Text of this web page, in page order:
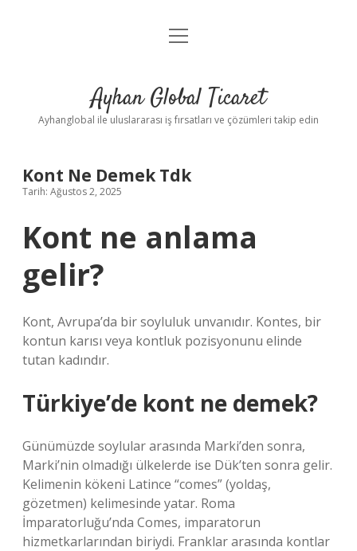
Anasayfa
Yasal Uyarı
menüyü
Ayhan Global Ticaret
Ayhanglobal ile uluslararası iş fırsatları ve çözümleri takip edin
Kont Ne Demek Tdk
Tarih: Ağustos 2, 2025
Kont ne anlama
gelir?
Kont, Avrupa’da bir soyluluk unvanıdır. Kontes, bir
kontun karısı veya kontluk pozisyonunu elinde
tutan kadındır.
Türkiye’de kont ne demek?
Günümüzde soylular arasında Marki’den sonra,
Marki’nin olmadığı ülkelerde ise Dük’ten sonra gelir.
Kelimenin kökeni Latince “comes” (yoldaş,
gözetmen) kelimesinde yatar. Roma
İmparatorluğu’nda Comes, imparatorun
hizmetkarlarından biriydi. Franklar arasında kontlar